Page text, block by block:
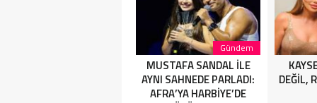
01:25 -
ASSOLİST
Gündem
MUSTAFA SANDAL İLE
AYNI SAHNEDE PARLADI:
AFRA’YA HARBİYE’DE
DEĞİL,